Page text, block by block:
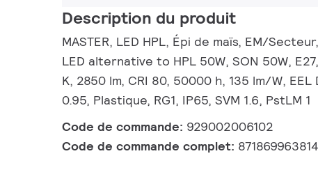
Description du produit
MASTER, LED HPL, Épi de maïs, EM/
LED alternative to HPL 50W, SON 50W,
K, 2850 lm, CRI 80, 50000 h, 135 lm/W, EEL
0.95, Plastique, RG1, IP65, SVM 1.6, PstLM 1
Code de commande: 929002006102
Code de commande complet: